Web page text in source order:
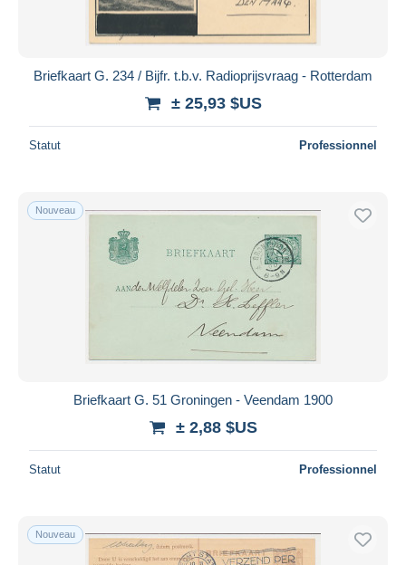
Briefkaart G. 234 / Bijfr. t.b.v. Radioprijsvraag - Rotterdam
± 25,93 $US
Statut Professionnel
Nouveau
Briefkaart G. 51 Groningen - Veendam 1900
± 2,88 $US
Statut Professionnel
Nouveau